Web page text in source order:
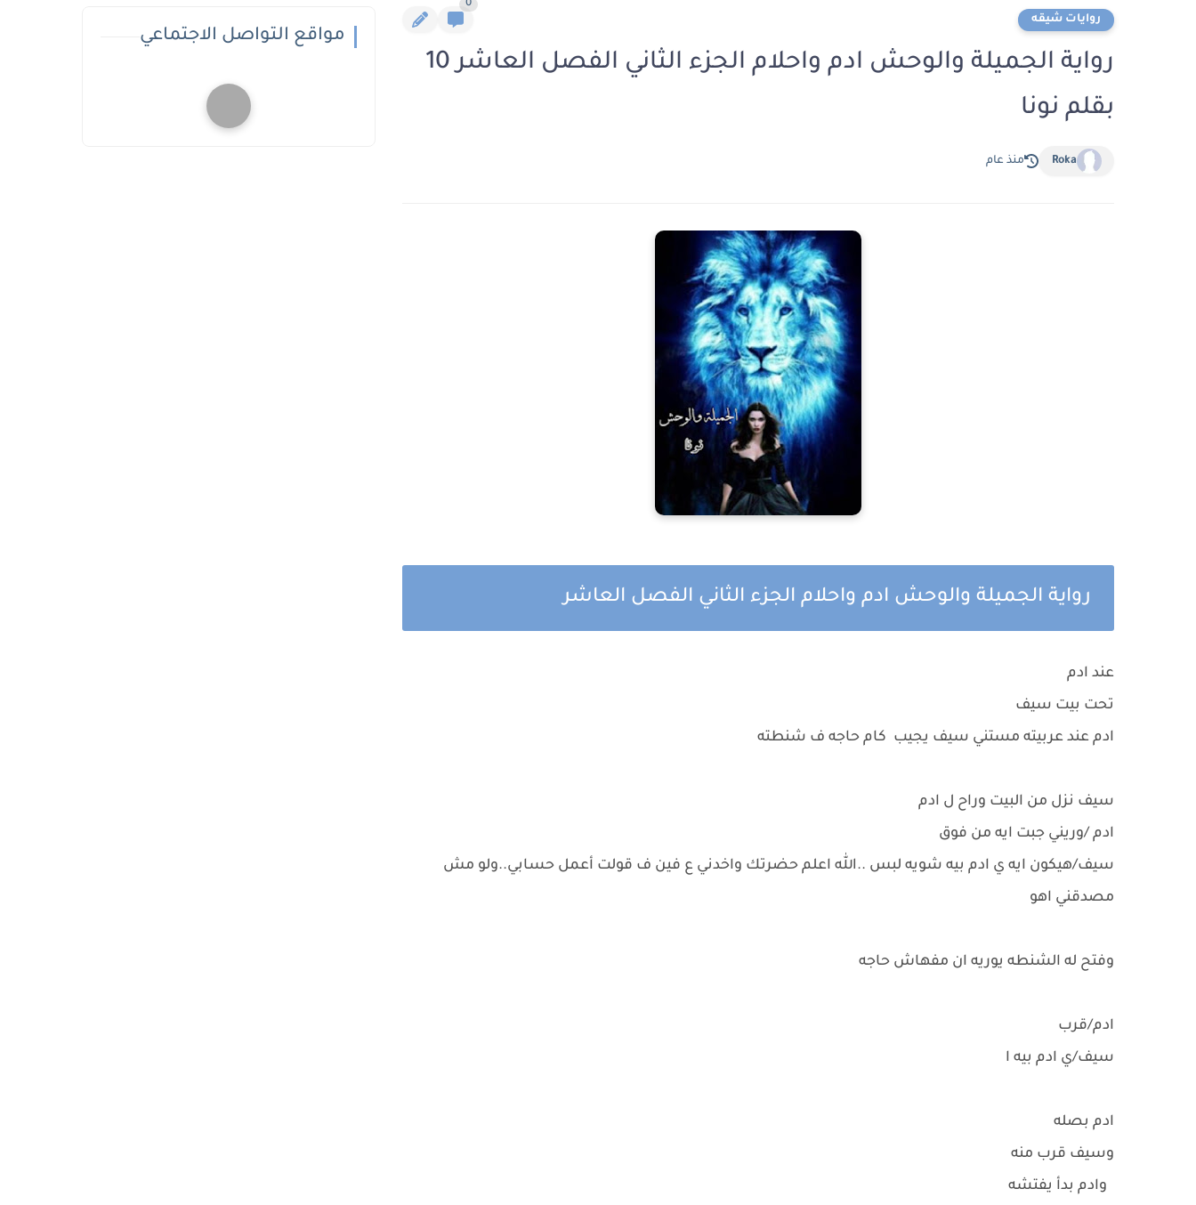
روايات شيقه
0
رواية الجميلة والوحش ادم واحلام الجزء الثاني الفصل العاشر 10
بقلم نونا
Roka منذ عام
رواية الجميلة والوحش ادم واحلام الجزء الثاني الفصل العاشر
عند ادم
تحت بيت سيف
ادم عند عربيته مستني سيف يجيب كام حاجه ف شنطته
سيف نزل من البيت وراح ل ادم
ادم /وريني جبت ايه من فوق
سيف/هيكون ايه ي ادم بيه شويه لبس ..الله اعلم حضرتك واخدني ع فين ف قولت أعمل حسابي..ولو مش
مصدقني اهو
وفتح له الشنطه يوريه ان مفهاش حاجه
ادم/قرب
سيف/ي ادم بيه ا
ادم بصله
وسيف قرب منه
وادم بدأ يفتشه
مواقع التواصل الاجتماعي